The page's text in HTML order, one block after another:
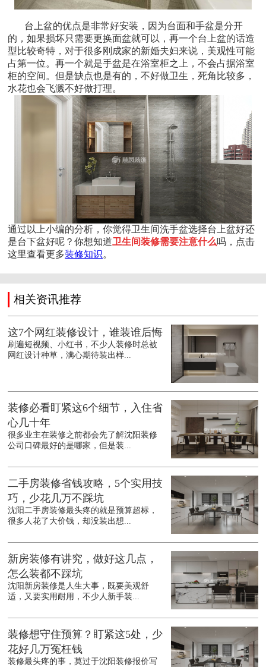
台上盆的优点是非常好安装，因为台面和手盆是分开
的，如果损坏只需要更换面盆就可以，再一个台上盆的话造
型比较奇特，对于很多刚成家的新婚夫妇来说，美观性可能
占第一位。再一个就是手盆是在浴室柜之上，不会占据浴室
柜的空间。但是缺点也是有的，不好做卫生，死角比较多，
水花也会飞溅不好做打理。
通过以上小编的分析，你觉得卫生间洗手盆选择台上盆好还
是台下盆好呢？你想知道卫生间装修需要注意什么吗，点击
这里查看更多装修知识。
相关资讯推荐
这7个网红装修设计，谁装谁后悔
刷遍短视频、小红书，不少人装修时总被
网红设计种草，满心期待装出样...
装修必看盯紧这6个细节，入住省
心几十年
很多业主在装修之前都会先了解沈阳装修
公司口碑最好的是哪家，但是装...
二手房装修省钱攻略，5个实用技
巧，少花几万不踩坑
沈阳二手房装修最头疼的就是预算超标，
很多人花了大价钱，却没装出想...
新房装修有讲究，做好这几点，
怎么装都不踩坑
沈阳新房装修是人生大事，既要美观舒
适，又要实用耐用，不少人新手装...
装修想守住预算？盯紧这5处，少
花好几万冤枉钱
装修最头疼的事，莫过于沈阳装修报价写